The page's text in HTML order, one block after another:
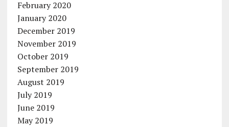
February 2020
January 2020
December 2019
November 2019
October 2019
September 2019
August 2019
July 2019
June 2019
May 2019